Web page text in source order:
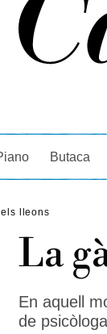
Butaca
lleons
La
En aquell
de psicòloga